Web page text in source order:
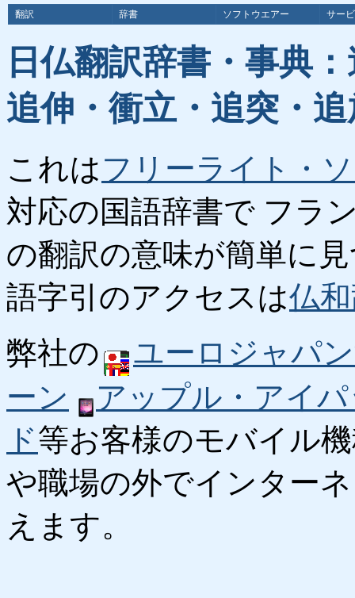
翻訳 辞書 ソフトウエアー サー
日仏翻訳辞書・事典
追伸・衝立・追突・
これはフリーライト・
対応の国語辞書で フラ
の翻訳の意味が簡単に
語字引のアクセスは仏
弊社の
ユーロジャパ
ーン
アップル・アイ
ド等お客様のモバイル
や職場の外でインター
えます。